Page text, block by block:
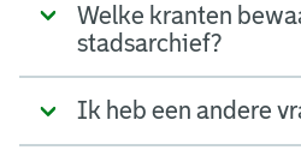
Welke kranten
stadsarchief?
Ik heb een andere